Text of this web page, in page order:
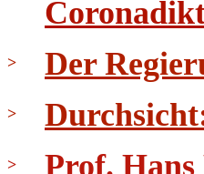
> Der
>
> Prof.